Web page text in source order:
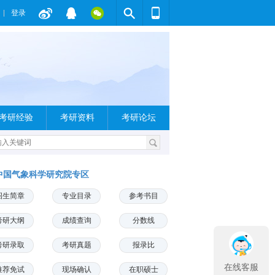
登录
研经验 考研资料 考研论坛
国气象科学研究院专区
生简章 专业目录 参考书目
研大纲 成绩查询 分数线
研录取 考研真题 报录比
荐免试 现场确认 在职硕士 在线客服